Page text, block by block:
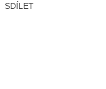
SDÍLET